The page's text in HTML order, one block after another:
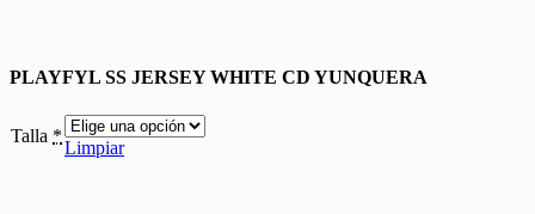
PLAYFYL SS JERSEY WHITE CD YUNQUERA
Talla *
Limpiar